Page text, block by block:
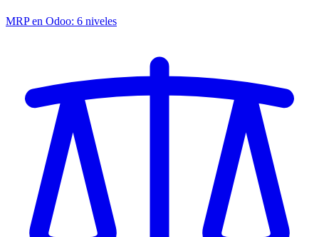
MRP en Odoo: 6 niveles